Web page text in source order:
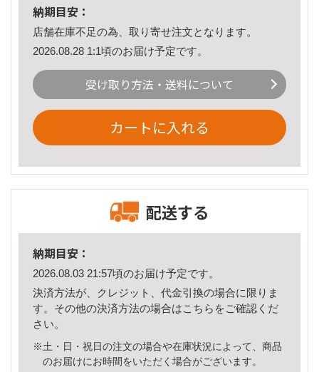
納期目安：
店舗在庫不足の為、取り寄せ注文となります。
2026.08.28 1:1頃のお届け予定です。
受け取り方法・送料について
カートに入れる
配送する
納期目安：
2026.08.03 21:57頃のお届け予定です。
決済方法が、クレジット、代金引換の場合に限りま
す。その他の決済方法の場合はこちら をご確認くだ
さい。
※土・日・祝日の注文の場合や在庫状況によって、商品
のお届けにお時間をいただく場合がございます。